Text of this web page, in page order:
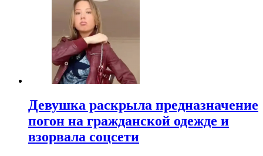
Девушка раскрыла предназначение
погон на гражданской одежде и
взорвала соцсети